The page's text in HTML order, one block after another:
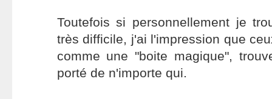
Toutefois si personnellement je
très difficile, j'ai l'impression que
comme une "boite magique",
porté de n'importe qui.